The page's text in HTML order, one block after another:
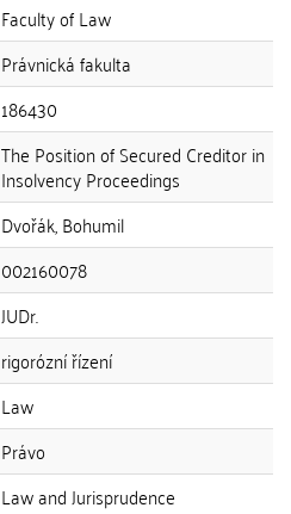
Faculty of Law
Právnická fakulta
186430
The Position of Secured Creditor in
Insolvency Proceedings
Dvořák, Bohumil
002160078
JUDr.
rigorózní řízení
Law
Právo
Law and Jurisprudence